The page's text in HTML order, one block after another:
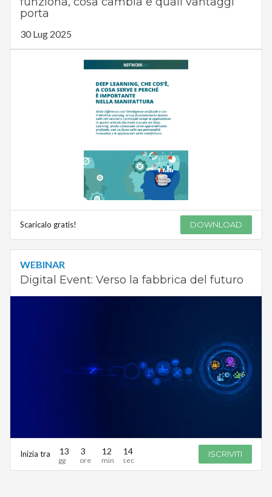
porta
30 Lug 2025
Scaricalo gratis! DOWNLOAD
WEBINAR
Digital Event: Verso la fabbrica del futuro
Inizia tra 13 3 12 14 ISCRIVITI